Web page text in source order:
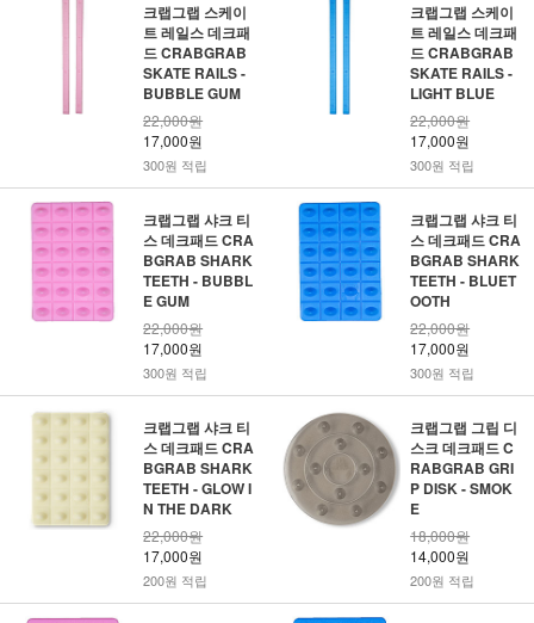
크랩그랩 스케이
트 레일스 데크패
드 CRABGRAB
SKATE RAILS -
BUBBLE GUM
22,000원
17,000원
300원 적립
크랩그랩 스케이
트 레일스 데크패
드 CRABGRAB
SKATE RAILS -
LIGHT BLUE
22,000원
17,000원
300원 적립
크랩그랩 샤크 티
스 데크패드 CRA
BGRAB SHARK
TEETH - BUBBL
E GUM
22,000원
17,000원
300원 적립
크랩그랩 샤크 티
스 데크패드 CRA
BGRAB SHARK
TEETH - BLUET
OOTH
22,000원
17,000원
300원 적립
크랩그랩 샤크 티
스 데크패드 CRA
BGRAB SHARK
TEETH - GLOW I
N THE DARK
22,000원
17,000원
200원 적립
크랩그랩 그립 디
스크 데크패드 C
RABGRAB GRI
P DISK - SMOK
E
18,000원
14,000원
200원 적립